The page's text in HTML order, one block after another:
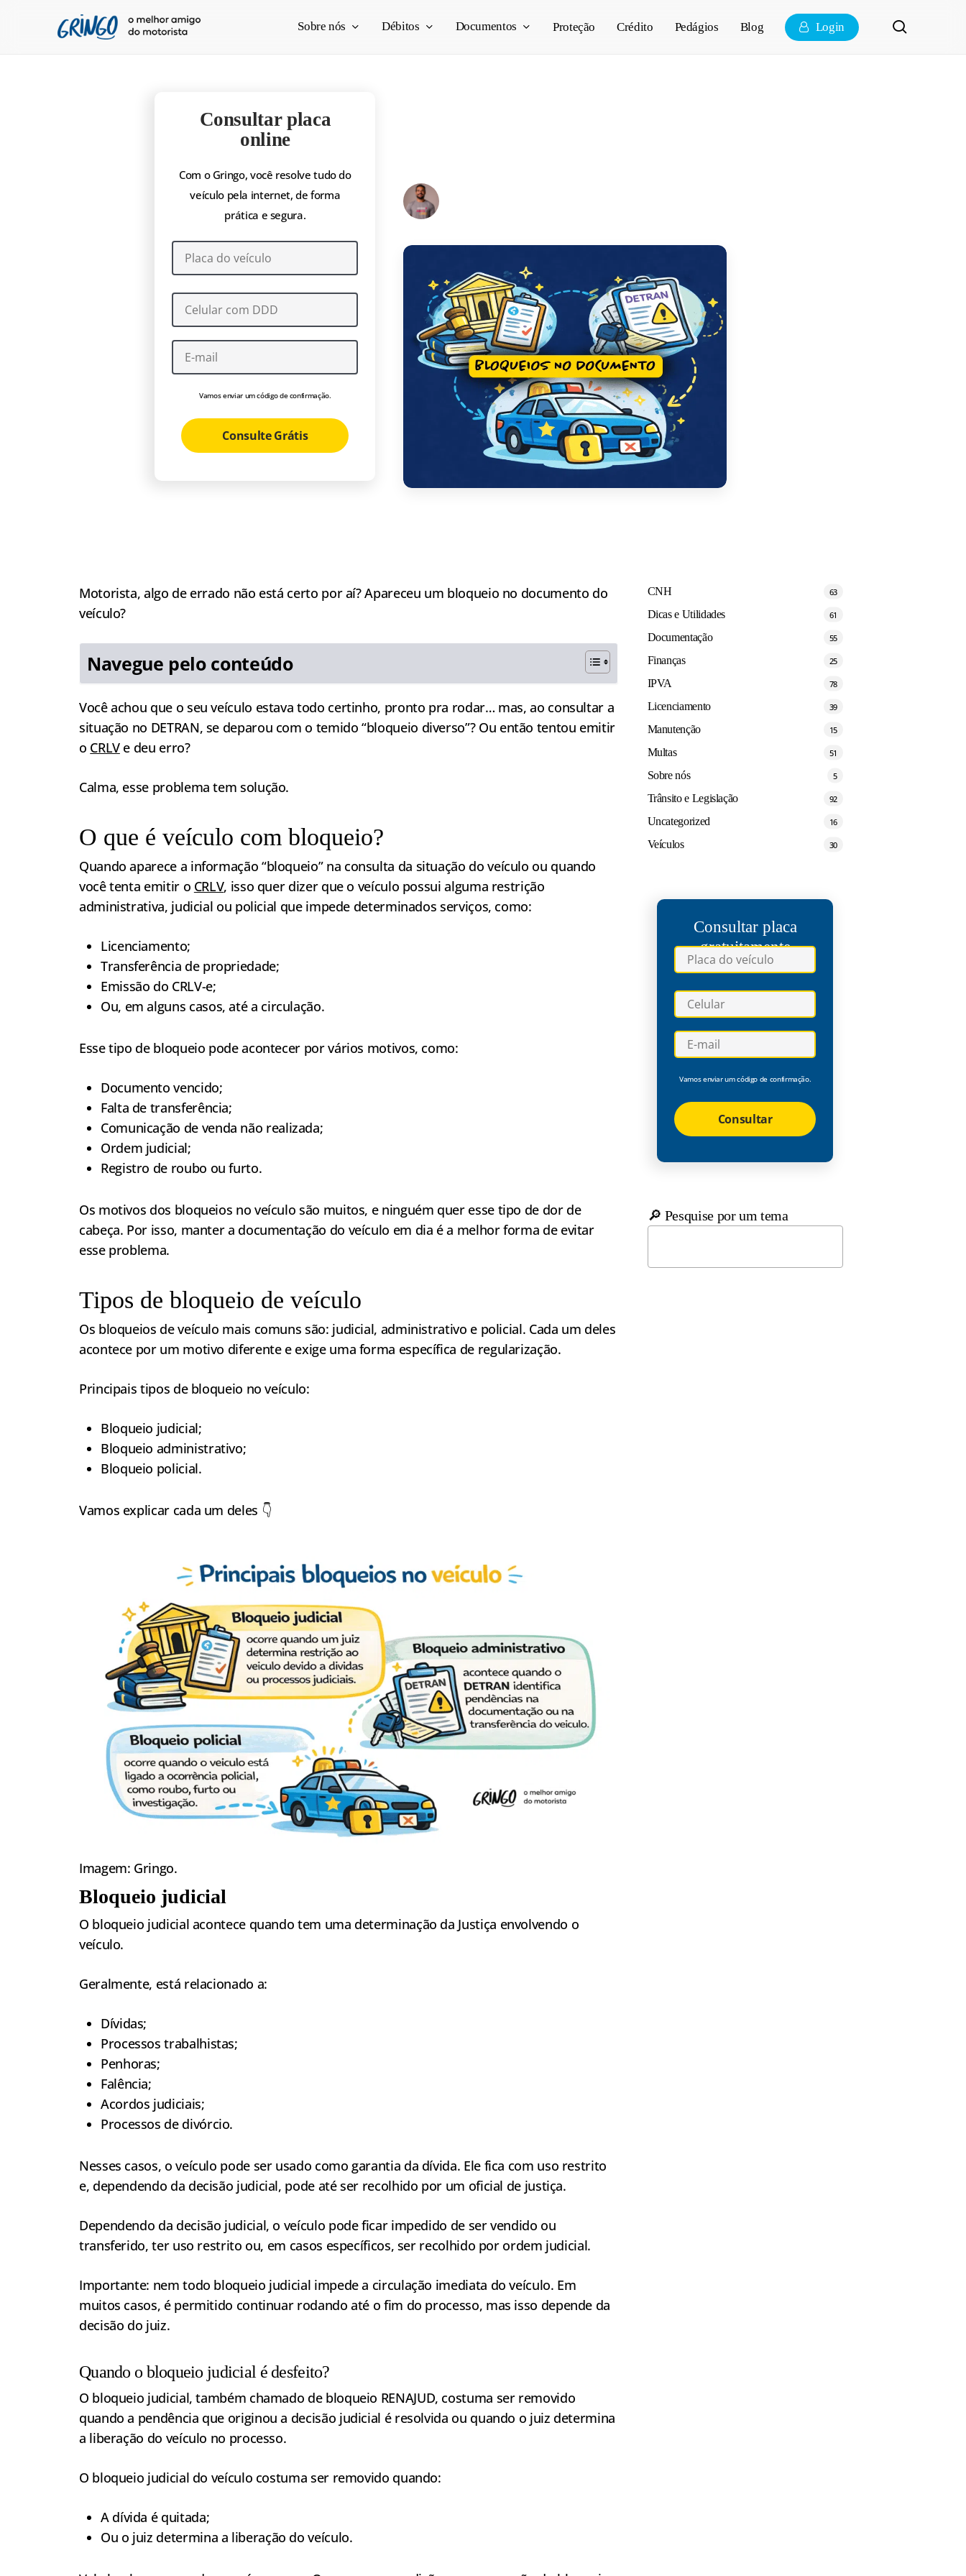
Sobre nós Débitos Documentos Proteção Crédito Pedágios Blog Login
Consultar placa
online
Com o Gringo, você resolve tudo do
veículo pela internet, de forma
prática e segura.
Vamos enviar um código de confirmação.
Consulte Grátis
Motorista, algo de errado não está certo por aí? Apareceu um bloqueio no documento do
veículo?
Navegue pelo conteúdo
Você achou que o seu veículo estava todo certinho, pronto pra rodar… mas, ao consultar a
situação no DETRAN, se deparou com o temido “bloqueio diverso”? Ou então tentou emitir
o CRLVe deu erro?
Calma, esse problema tem solução.
O que é veículo com bloqueio?
Quando aparece a informação “bloqueio” na consulta da situação do veículo ou quando
você tenta emitir o CRLV, isso quer dizer que o veículo possui alguma restrição
administrativa, judicial ou policial que impede determinados serviços, como:
Licenciamento;
Transferência de propriedade;
Emissão do CRLV-e;
Ou, em alguns casos, até a circulação.
Esse tipo de bloqueio pode acontecer por vários motivos, como:
Documento vencido;
Falta de transferência;
Comunicação de venda não realizada;
Ordem judicial;
Registro de roubo ou furto.
Os motivos dos bloqueios no veículo são muitos, e ninguém quer esse tipo de dor de
cabeça. Por isso, manter a documentação do veículo em dia é a melhor forma de evitar
esse problema.
Tipos de bloqueio de veículo
Os bloqueios de veículo mais comuns são: judicial, administrativo e policial. Cada um deles
acontece por um motivo diferente e exige uma forma específica de regularização.
Principais tipos de bloqueio no veículo:
Bloqueio judicial;
Bloqueio administrativo;
Bloqueio policial.
Vamos explicar cada um deles 👇
Imagem: Gringo.
Bloqueio judicial
O bloqueio judicial acontece quando tem uma determinação da Justiça envolvendo o
veículo.
Geralmente, está relacionado a:
Dívidas;
Processos trabalhistas;
Penhoras;
Falência;
Acordos judiciais;
Processos de divórcio.
Nesses casos, o veículo pode ser usado como garantia da dívida. Ele fica com uso restrito
e, dependendo da decisão judicial, pode até ser recolhido por um oficial de justiça.
Dependendo da decisão judicial, o veículo pode ficar impedido de ser vendido ou
transferido, ter uso restrito ou, em casos específicos, ser recolhido por ordem judicial.
Importante: nem todo bloqueio judicial impede a circulação imediata do veículo. Em
muitos casos, é permitido continuar rodando até o fim do processo, mas isso depende da
decisão do juiz.
Quando o bloqueio judicial é desfeito?
O bloqueio judicial, também chamado de bloqueio RENAJUD, costuma ser removido
quando a pendência que originou a decisão judicial é resolvida ou quando o juiz determina
a liberação do veículo no processo.
O bloqueio judicial do veículo costuma ser removido quando:
A dívida é quitada;
Ou o juiz determina a liberação do veículo.
CNH 63
Dicas e Utilidades 61
Documentação 55
Finanças 25
IPVA 78
Licenciamento 39
Manutenção 15
Multas 51
Sobre nós 5
Trânsito e Legislação 92
Uncategorized 16
Veículos 30
Consultar placa
gratuitamente
Vamos enviar um código de confirmação.
Consultar
🔎 Pesquise por um tema